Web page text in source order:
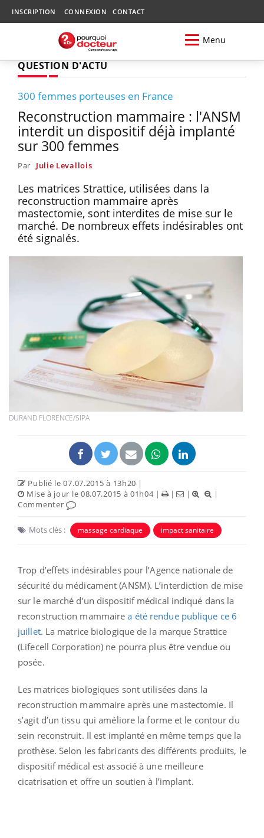
INSCRIPTION CONNEXION CONTACT
Menu
QUESTION D'ACTU
300 femmes porteuses en France
Reconstruction mammaire : l'ANSM
interdit un dispositif déjà implanté
sur 300 femmes
Par Julie Levallois
Les matrices Strattice, utilisées dans la
reconstruction mammaire après
mastectomie, sont interdites de mise sur le
marché. De nombreux effets indésirables ont
été signalés.
DURAND FLORENCE/SIPA
Publié le 07.07.2015 à 13h20 |
Mise à jour le 08.07.2015 à 01h04| | |
|
Commenter
Mots clés : massage cardiaque impact sanitaire
Trop d’effets indésirables pour l’Agence nationale de
sécurité du médicament (ANSM). L’interdiction de mise
sur le marché d’un dispositif médical indiqué dans la
reconstruction mammairea été rendue publique ce 6
juillet. La matrice biologique de la marque Strattice
(Lifecell Corporation) ne pourra plus être vendue ou
posée.
Les matrices biologiques sont utilisées dans la
reconstruction mammaire après une mastectomie. Il
s’agit d’un tissu qui améliore la forme et le contour du
sein reconstruit. Il est implanté en même temps que la
prothèse. Selon les fabricants des différents produits, le
dispositif médical est associé à une meilleure
cicatrisation et offre un soutien à l’implant.